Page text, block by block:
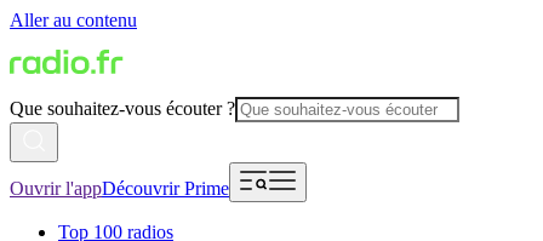
Aller au contenu
Que souhaitez-vous écouter ?
Ouvrir l'appDécouvrir Prime
Top 100 radios